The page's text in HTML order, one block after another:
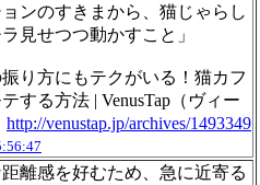
ンのすきまから、猫じゃらし
見せつつ動かすこと」
り方にもテクがいる！猫カフ
する方法 | VenusTap（ヴィー
http://venustap.jp/archives/1493349
距離感を好むため、急に近寄る